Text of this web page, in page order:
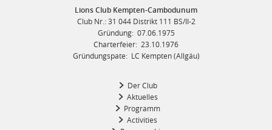
Lions Club Kempten-Cambodunum
Club Nr.: 31 044 Distrikt 111 BS/II-2
Gründung: 07.06.1975
Charterfeier: 23.10.1976
Gründungspate: LC Kempten (Allgäu)
Der Club
Aktuelles
Programm
Activities